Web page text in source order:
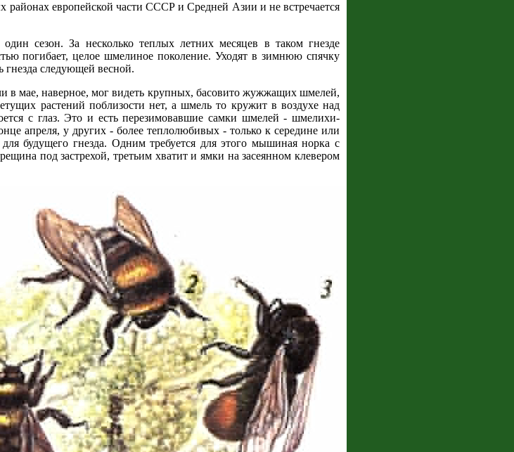
европейской части СССР и Средней Азии и не встречается
сезон. За несколько теплых летних месяцев в таком гнезде
погибает, целое шмелиное поколение. Уходят в зимнюю спячку
следующей весной.
в мае, наверное, мог видеть крупных, басовито жужжащих шмелей,
растений поблизости нет, а шмель то кружит в воздухе над
с глаз. Это и есть перезимовавшие самки шмелей - шмелихи-
апреля, у других - более теплолюбивых - только к середине или
будущего гнезда. Одним требуется для этого мышиная норка с
под застрехой, третьим хватит и ямки на засеянном клевером